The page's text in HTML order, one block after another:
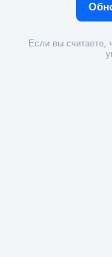
Если вы считаете,